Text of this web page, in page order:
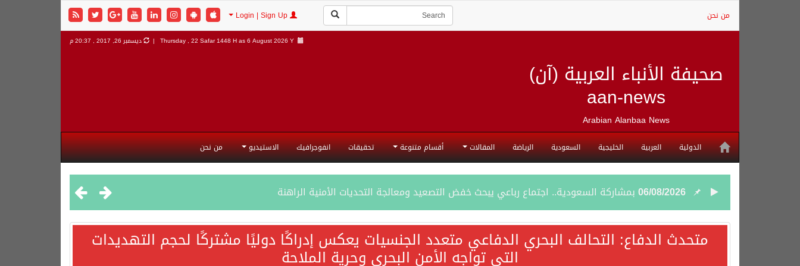
من نحن
صحيفة الأنباء العربية (آن)
aan-news
Arabian Alanbaa News
Thursday , 22 Safar 1448 H as6 August 2026 Y | ديسمبر 26, 2017 , 20:37 م
الدولية العربية الخليجية السعودية الرياضة المقالات أقسام متنوعة تحقيقات انفوجرافيك الاستيديو من نحن
06/08/2026 بمشاركة السعودية.. اجتماع رباعي يبحث خفض التصعيد ومعالجة التحديات الأمنية الراهنة
05/08/2026وزير الخارجية السعودي: جميع إجراءات إسرائيل الأحادية في أراضي فلسطين باطلة
متحدث الدفاع: التحالف البحري الدفاعي متعدد الجنسيات يعكس إدراكًا دوليًا مشتركًا لحجم التهديدات
التي تواجه الأمن البحري وحرية الملاحة